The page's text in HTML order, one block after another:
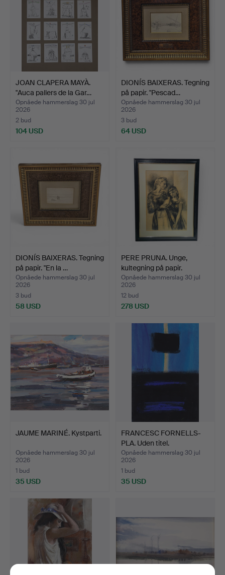
JOAN CLAPERA MAYÀ.
"Auca pallers de la Gar…
Opnåede hammerslag 30 jul
2026
2 bud
104 USD
DIONÍS BAIXERAS. Tegning
på papir. "Pescad…
Opnåede hammerslag 30 jul
2026
3 bud
64 USD
DIONÍS BAIXERAS. Tegning
på papir. "En la …
Opnåede hammerslag 30 jul
2026
3 bud
58 USD
PERE PRUNA. Unge,
kultegning på papir.
Opnåede hammerslag 30 jul
2026
12 bud
278 USD
JAUME MARINÉ. Kystparti.
Opnåede hammerslag 30 jul
2026
1 bud
35 USD
FRANCESC FORNELLS-
PLA. Uden titel.
Opnåede hammerslag 30 jul
2026
1 bud
35 USD